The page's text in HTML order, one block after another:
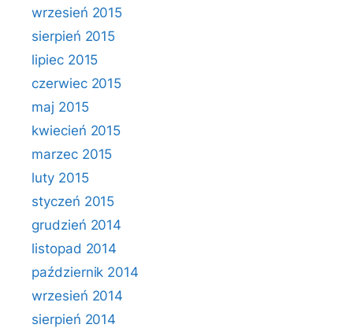
wrzesień 2015
sierpień 2015
lipiec 2015
czerwiec 2015
maj 2015
kwiecień 2015
marzec 2015
luty 2015
styczeń 2015
grudzień 2014
listopad 2014
październik 2014
wrzesień 2014
sierpień 2014